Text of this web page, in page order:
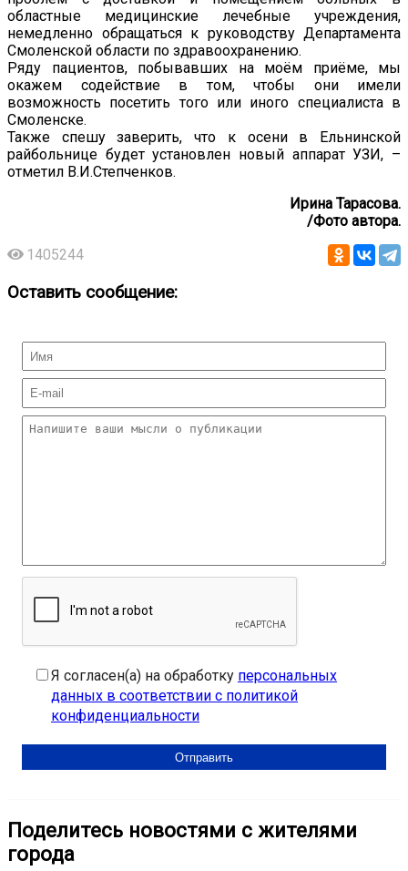
областные медицинские лечебные учреждения,
немедленно обращаться к руководству Департамента
Смоленской области по здравоохранению.
Ряду пациентов, побывавших на моём приёме, мы
окажем содействие в том, чтобы они имели
возможность посетить того или иного специалиста в
Смоленске.
Также спешу заверить, что к осени в Ельнинской
райбольнице будет установлен новый аппарат УЗИ, –
отметил В.И.Степченков.
Ирина Тарасова.
/Фото автора.
1405244
Оставить сообщение:
Я согласен(а) на обработку персональных
данных в соответствии с политикой
конфиденциальности
Поделитесь новостями с жителями
города